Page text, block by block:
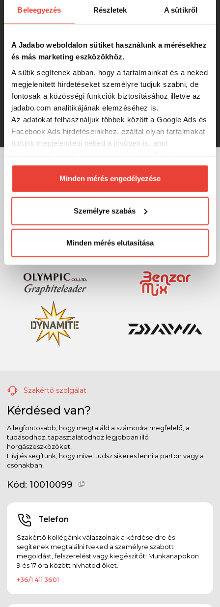
Beleegyezés Részletek A sütikről
A Jadabo weboldalon sütiket használunk a mérésekhez
és más marketing eszközökhöz.
A sütik segítenek abban, hogy a tartalmainkat és a neked
megjelenített hirdetéseket személyre tudjuk szabni, de
fontosak a közösségi funkciók biztosításához illetve az
jadabo.com analitikájának elemzéséhez is.
Az adatokat felhasználjuk többek között a Google Ads és
Facebook Ads hirdetéseinkhez, ezáltal olyan tartalmakat
tudunk megjeleníteni neked a jövőben is, amit
biztosításához arra kérünk, hogy engedd meg
számunkra minden mérés használatát.
Természetesensoha semmilyen formában nem fogunk
megváltoztathatod a döntésed ezzel kapcsolatban.
Előre is köszönjük!
Minden mérés engedélyezése
Személyre szabás
Minden mérés elutasítása
Starbaits Boilies Red Liver 800g
30mm
5 770 Ft
Starbaits Boilies Crayzi Fruit 800g
24mm
5 770 Ft
MÁRKÁINK
Szakértő szolgálat
Kérdésed van?
A legfontosabb, hogy megtaláld a számodra megfelelő, a
tudásodhoz, tapasztalatodhoz legjobban illő
horgászeszközöket!
Hívj és segítünk, hogy mivel tudsz sikeres lenni a parton vagy a
csónakban!
Kód: 10010099
Telefon
Szakértő kollégáink válaszolnak a kérdéseidre és
segítenek megtalálni Neked a személyre szabott
megoldást, felszerelést vagy kiegészítőt! Munkanapokon
9 és 17 óra között hívhatod őket.
+36/1 411 3601